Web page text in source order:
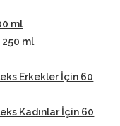
ml
ml
Erkekler İçin 60
Kadınlar İçin 60